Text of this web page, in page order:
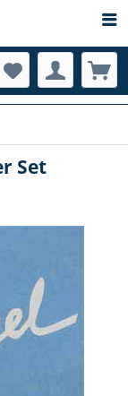
Set